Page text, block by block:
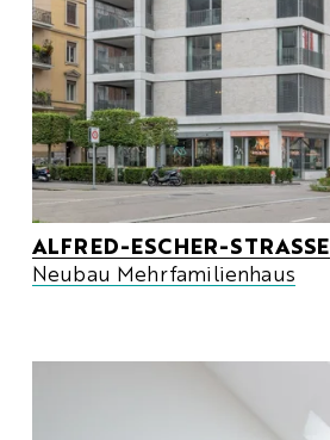
ALFRED-ESCHER-STRASSE
Neubau Mehrfamilienhaus